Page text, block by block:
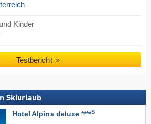
Kinder
Testbericht
Skiurlaub
Hotel Alpina deluxe ****S